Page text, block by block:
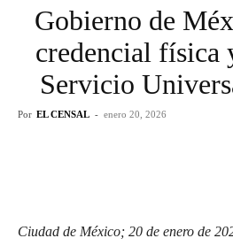
Gobierno de
credencial física
Servicio
Por EL CENSAL - enero 20, 2026
Ciudad de México; 20 de enero de